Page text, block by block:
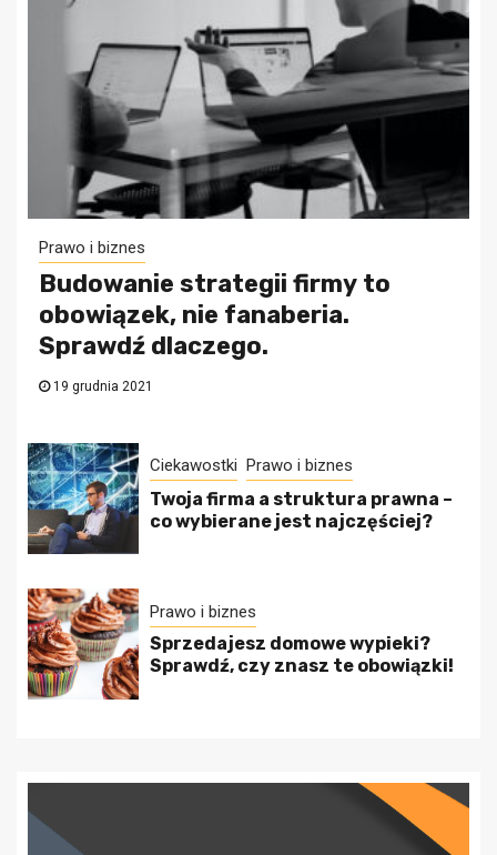
Prawo i biznes
Budowanie strategii firmy to
obowiązek, nie fanaberia.
Sprawdź dlaczego.
19 grudnia 2021
Ciekawostki Prawo i biznes
Twoja firma a struktura prawna –
co wybierane jest najczęściej?
Prawo i biznes
Sprzedajesz domowe wypieki?
Sprawdź, czy znasz te obowiązki!